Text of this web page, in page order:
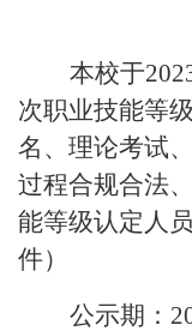
本校于
次职业技能等
名、理论考试
过程合规合法
能等级认定人
件）
公示期：